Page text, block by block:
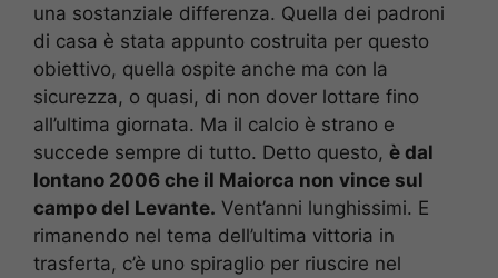
una sostanziale differenza. Quella dei padroni
di casa è stata appunto costruita per questo
obiettivo, quella ospite anche ma con la
sicurezza, o quasi, di non dover lottare fino
all’ultima giornata. Ma il calcio è strano e
succede sempre di tutto. Detto questo, è dal
lontano 2006 che il Maiorca non vince sul
campo del Levante. Vent’anni lunghissimi. E
rimanendo nel tema dell’ultima vittoria in
trasferta, c’è uno spiraglio per riuscire nel